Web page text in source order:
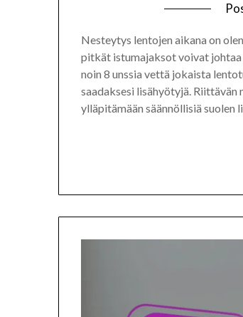
Nesteytys lentojen aikana on
pitkät istumajaksot voivat johtaa
noin 8 unssia vettä jokaista
saadaksesi lisähyötyjä. Riittävän
ylläpitämään säännöllisiä